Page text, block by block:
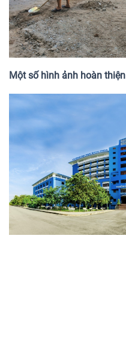
Một số hình ảnh hoàn thiện